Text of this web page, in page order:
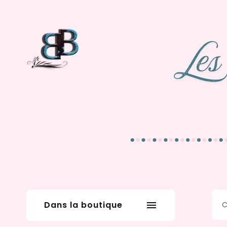
Dans la boutique 